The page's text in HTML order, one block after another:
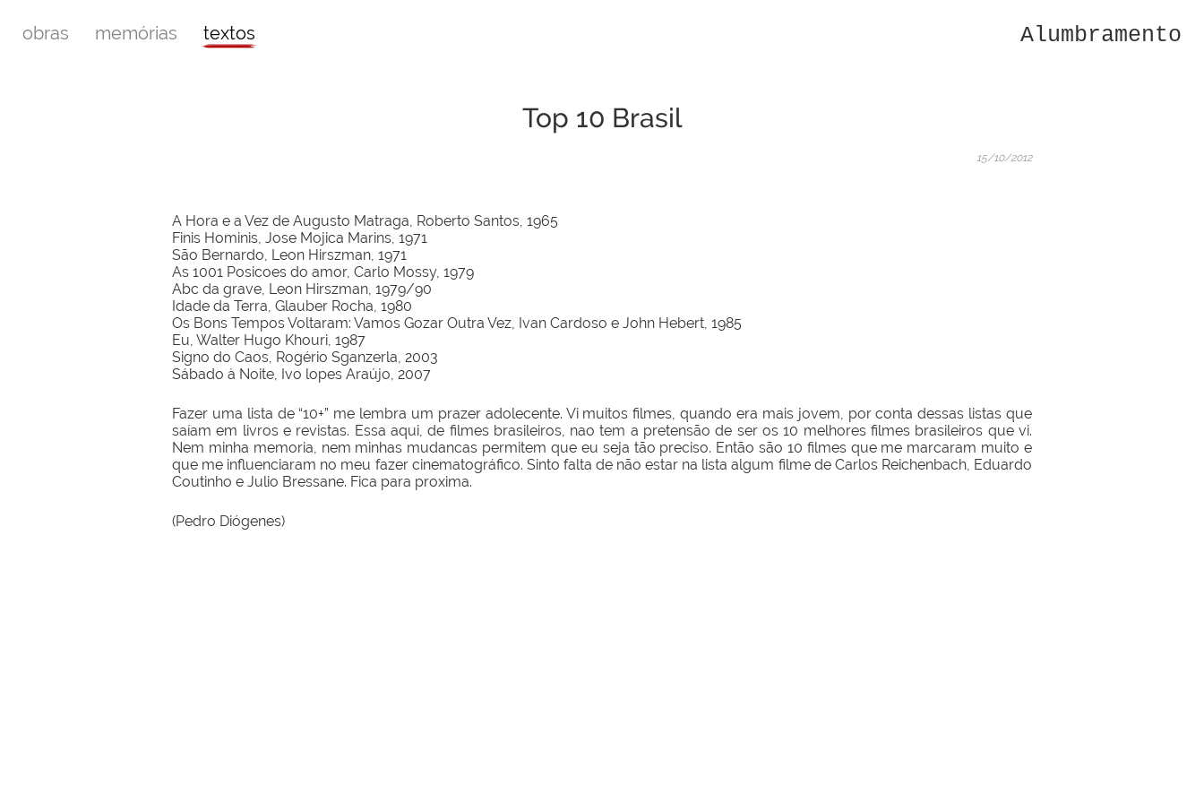
Alumbramento
obras memórias textos
Top 10 Brasil
15/10/2012
A Hora e a Vez de Augusto Matraga, Roberto Santos, 1965
Finis Hominis, Jose Mojica Marins, 1971
São Bernardo, Leon Hirszman, 1971
As 1001 Posicoes do amor, Carlo Mossy, 1979
Abc da grave, Leon Hirszman, 1979/90
Idade da Terra, Glauber Rocha, 1980
Os Bons Tempos Voltaram: Vamos Gozar Outra Vez, Ivan Cardoso e John Hebert, 1985
Eu, Walter Hugo Khouri, 1987
Signo do Caos, Rogério Sganzerla, 2003
Sábado à Noite, Ivo lopes Araújo, 2007
Fazer uma lista de “10+” me lembra um prazer adolecente. Vi muitos filmes, quando era mais jovem, por conta dessas listas que
saíam em livros e revistas. Essa aqui, de filmes brasileiros, nao tem a pretensão de ser os 10 melhores filmes brasileiros que vi.
Nem minha memoria, nem minhas mudancas permitem que eu seja tão preciso. Então são 10 filmes que me marcaram muito e
que me influenciaram no meu fazer cinematográfico. Sinto falta de não estar na lista algum filme de Carlos Reichenbach, Eduardo
Coutinho e Julio Bressane. Fica para proxima.
(Pedro Diógenes)